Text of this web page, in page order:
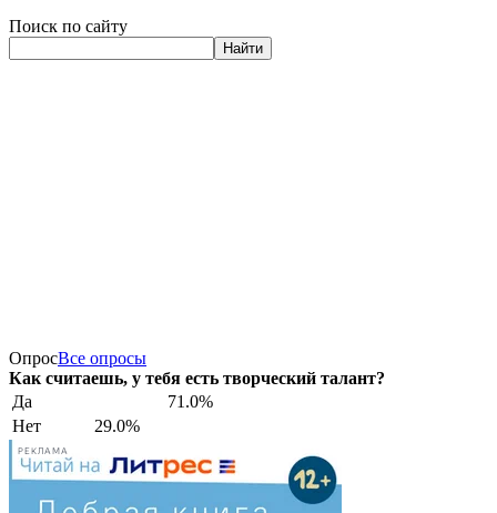
Поиск по сайту
Найти
ОпросВсе опросы
Как считаешь, у тебя есть творческий талант?
Да
71.0%
Нет
29.0%
РЕКЛАМА